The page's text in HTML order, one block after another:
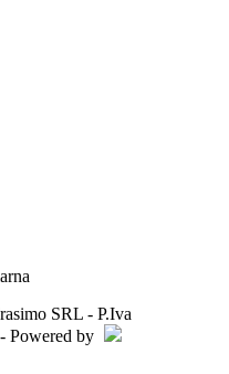
SRL - P.Iva
Powered by